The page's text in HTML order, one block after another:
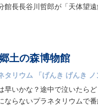
館長長谷川哲郎が「天体望
土の森博物館
タリウム 「げんき げんき
早いかな？途中で泣いたら
ならないプラネタリウムで